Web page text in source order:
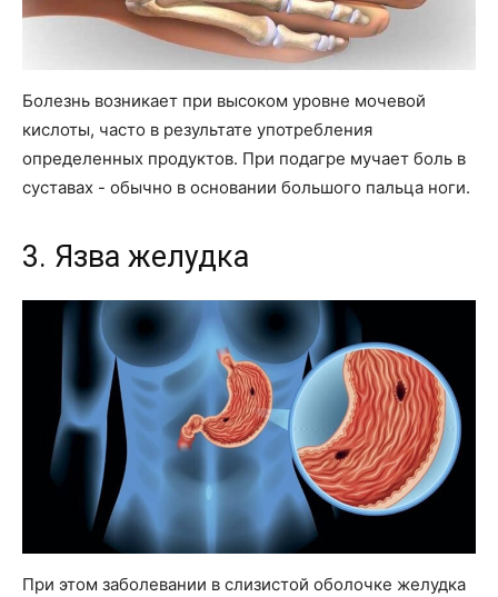
Болезнь возникает при высоком уровне мочевой
кислоты, часто в результате употребления
определенных продуктов. При подагре мучает боль в
суставах - обычно в основании большого пальца ноги.
3. Язва желудка
При этом заболевании в слизистой оболочке желудка